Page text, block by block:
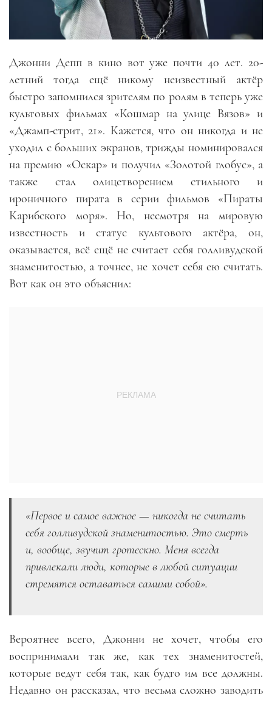
Джонни Депп в кино вот уже почти 40 лет. 20-
летний тогда ещё никому неизвестный актёр
быстро запомнился зрителям по ролям в теперь уже
культовых фильмах «Кошмар на улице Вязов» и
«Джамп-стрит, 21». Кажется, что он никогда и не
уходил с больших экранов, трижды номинировался
на премию «Оскар» и получил «Золотой глобус», а
также стал олицетворением стильного и
ироничного пирата в серии фильмов «Пираты
Карибского моря». Но, несмотря на мировую
известность и статус культового актёра, он,
оказывается, всё ещё не считает себя голливудской
знаменитостью, а точнее, не хочет себя ею считать.
Вот как он это объяснил:
«Первое и самое важное — никогда не считать
себя голливудской знаменитостью. Это смерть
и, вообще, звучит гротескно. Меня всегда
привлекали люди, которые в любой ситуации
стремятся оставаться самими собой».
Вероятнее всего, Джонни не хочет, чтобы его
воспринимали так же, как тех знаменитостей,
которые ведут себя так, как будто им все должны.
Недавно он рассказал, что весьма сложно заводить